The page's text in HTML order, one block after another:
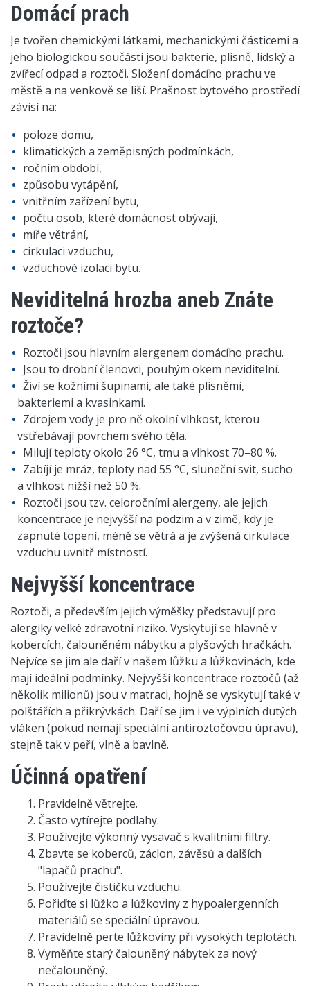
Domácí prach
Je tvořen chemickými látkami, mechanickými částicemi a
jeho biologickou součástí jsou bakterie, plísně, lidský a
zvířecí odpad a roztoči. Složení domácího prachu ve
městě a na venkově se liší. Prašnost bytového prostředí
závisí na:
poloze domu,
klimatických a zeměpisných podmínkách,
ročním období,
způsobu vytápění,
vnitřním zařízení bytu,
počtu osob, které domácnost obývají,
míře větrání,
cirkulaci vzduchu,
vzduchové izolaci bytu.
Neviditelná hrozba aneb Znáte
roztoče?
Roztoči jsou hlavním alergenem domácího prachu.
Jsou to drobní členovci, pouhým okem neviditelní.
Živí se kožními šupinami, ale také plísněmi,
bakteriemi a kvasinkami.
Zdrojem vody je pro ně okolní vlhkost, kterou
vstřebávají povrchem svého těla.
Milují teploty okolo 26 °C, tmu a vlhkost 70–80 %.
Zabíjí je mráz, teploty nad 55 °C, sluneční svit, sucho
a vlhkost nižší než 50 %.
Roztoči jsou tzv. celoročními alergeny, ale jejich
koncentrace je nejvyšší na podzim a v zimě, kdy je
zapnuté topení, méně se větrá a je zvýšená cirkulace
vzduchu uvnitř místností.
Nejvyšší koncentrace
Roztoči, a především jejich výměšky představují pro
alergiky velké zdravotní riziko. Vyskytují se hlavně v
kobercích, čalouněném nábytku a plyšových hračkách.
Nejvíce se jim ale daří v našem lůžku a lůžkovinách, kde
mají ideální podmínky. Nejvyšší koncentrace roztočů (až
několik milionů) jsou v matraci, hojně se vyskytují také v
polštářích a přikrývkách. Daří se jim i ve výplních dutých
vláken (pokud nemají speciální antiroztočovou úpravu),
stejně tak v peří, vlně a bavlně.
Účinná opatření
Pravidelně větrejte.
Často vytírejte podlahy.
Používejte výkonný vysavač s kvalitními filtry.
Zbavte se koberců, záclon, závěsů a dalších
"lapačů prachu".
Používejte čističku vzduchu.
Pořiďte si lůžko a lůžkoviny z hypoalergenních
materiálů se speciální úpravou.
Pravidelně perte lůžkoviny při vysokých teplotách.
Vyměňte starý čalouněný nábytek za nový
nečalouněný.